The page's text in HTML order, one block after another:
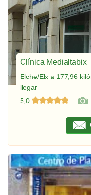
Clínica Medialtabix
Elche/Elx a 177,96
llegar
5,0